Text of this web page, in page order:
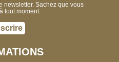
newsletter. Sachez que vous
tout moment.